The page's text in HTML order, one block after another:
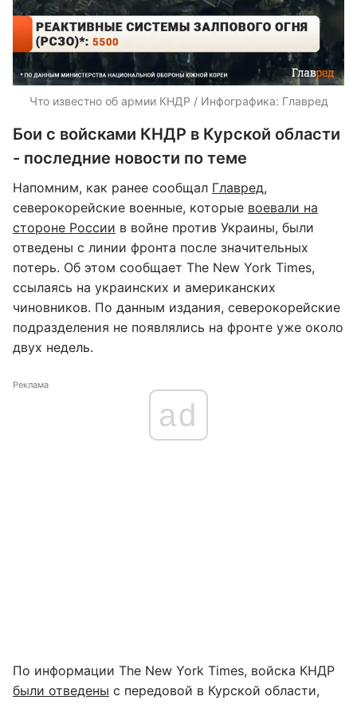
Что известно об армии КНДР / Инфографика: Главред
Бои с войсками КНДР в Курской области
- последние новости по теме
Напомним, как ранее сообщал Главред,
северокорейские военные, которые воевали на
стороне России в войне против Украины, были
отведены с линии фронта после значительных
потерь. Об этом сообщает The New York Times,
ссылаясь на украинских и американских
чиновников. По данным издания, северокорейские
подразделения не появлялись на фронте уже около
двух недель.
Реклама
ad
По информации The New York Times, войска КНДР
были отведены с передовой в Курской области,